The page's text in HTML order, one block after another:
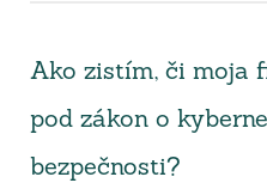
Ako zistím, či moja
pod zákon o
bezpečnosti?